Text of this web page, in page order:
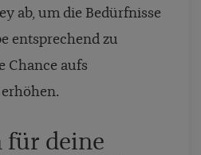
ab, um die Bedürfnisse
entsprechend zu
Chance aufs
für deine